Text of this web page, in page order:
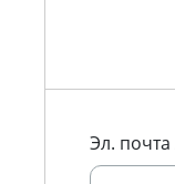
Эл. почта